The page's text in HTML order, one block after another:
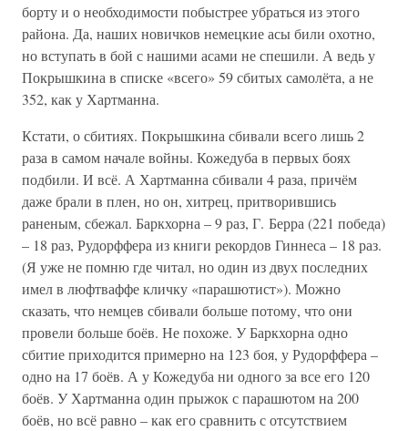
борту и о необходимости побыстрее убраться из этого
района. Да, наших новичков немецкие асы били охотно,
но вступать в бой с нашими асами не спешили. А ведь у
Покрышкина в списке «всего» 59 сбитых самолёта, а не
352, как у Хартманна.
Кстати, о сбитиях. Покрышкина сбивали всего лишь 2
раза в самом начале войны. Кожедуба в первых боях
подбили. И всё. А Хартманна сбивали 4 раза, причём
даже брали в плен, но он, хитрец, притворившись
раненым, сбежал. Баркхорна – 9 раз, Г. Берра (221 победа)
– 18 раз, Рудорффера из книги рекордов Гиннеса – 18 раз.
(Я уже не помню где читал, но один из двух последних
имел в люфтваффе кличку «парашютист»). Можно
сказать, что немцев сбивали больше потому, что они
провели больше боёв. Не похоже. У Баркхорна одно
сбитие приходится примерно на 123 боя, у Рудорффера –
одно на 17 боёв. А у Кожедуба ни одного за все его 120
боёв. У Хартманна один прыжок с парашютом на 200
боёв, но всё равно – как его сравнить с отсутствием